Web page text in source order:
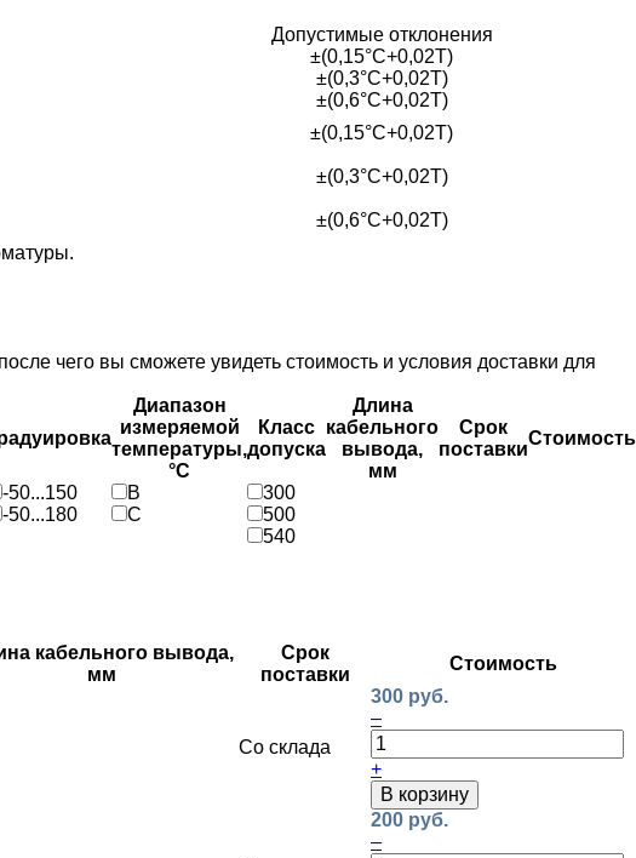
Допустимые отклонения
±(0,15°С+0,02T)
±(0,3°С+0,02T)
±(0,6°С+0,02T)
±(0,15°С+0,02T)
±(0,3°С+0,02T)
±(0,6°С+0,02T)
чего вы сможете увидеть стоимость и условия доставки для
Диапазон
измеряемой
температуры,
°С
Класс
допуска
Длина
кабельного
вывода,
мм
Срок
поставки
Стоимость
-50...150
-50...180
B
C
300
500
540
кабельного вывода,
мм
Срок
поставки
Стоимость
Со склада
300 руб.
–
+
В корзину
200 руб.
–